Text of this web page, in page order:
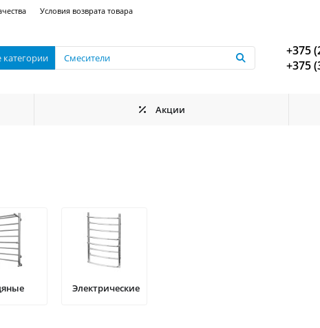
Условия возврата товара
категории
+375
+375
Акции
Электрические